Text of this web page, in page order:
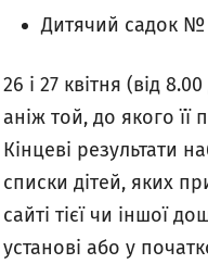
Дитячий садок №
26 і 27 квітня (від
аніж той, до якого її
Кінцеві результати
списки дітей, яких
сайті тієї чи іншої
установі або у